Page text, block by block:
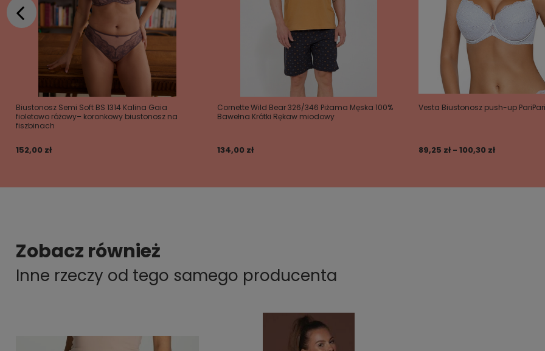
Biustonosz Semi Soft BS 1314 Kalina Gaia
fioletowo różowy– koronkowy biustonosz na
fiszbinach
152,00 zł
Cornette Wild Bear 326/346 Piżama Męska 100%
Bawełna Krótki Rękaw miodowy
134,00 zł
Vesta Biustonosz push-up
89,25 zł - 100,30 zł
Zobacz również
Inne rzeczy od tego samego producenta